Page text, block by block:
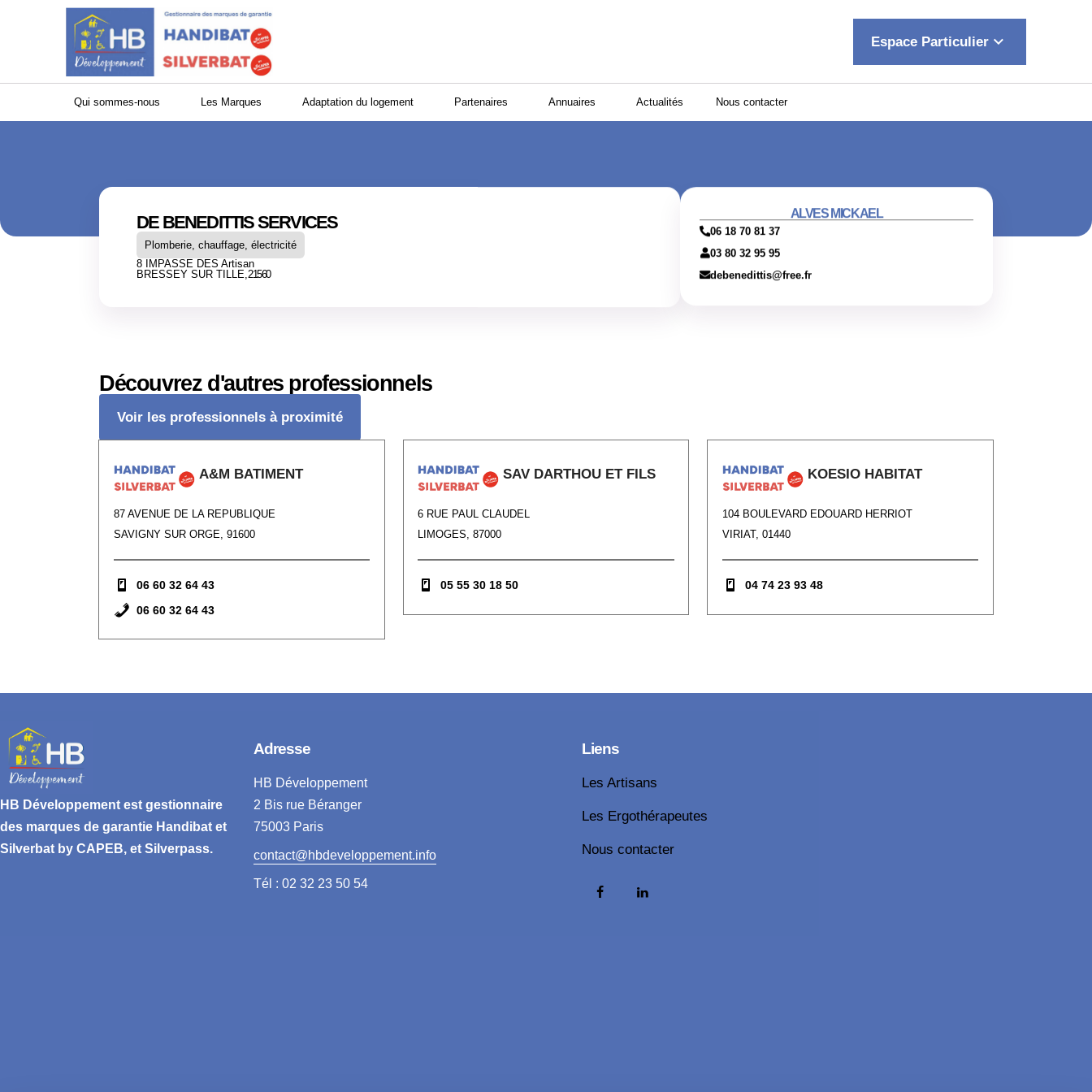
Panneau de gestion des cookies
Espace Particulier keyboard_arrow_down
Qui sommes-nous Les Marques Adaptation du logement Partenaires Annuaires Actualités Nous contacter
DE BENEDITTIS SERVICES
Plomberie, chauffage, électricité
8 IMPASSE DES Artisan
BRESSEY SUR TILLE, 21560
ALVES MICKAEL
06 18 70 81 37
03 80 32 95 95
debenedittis@free.fr
Découvrez d'autres professionnels
Voir les professionnels à proximité
A&M BATIMENT
87 AVENUE DE LA REPUBLIQUE
SAVIGNY SUR ORGE, 91600
06 60 32 64 43
06 60 32 64 43
SAV DARTHOU ET FILS
6 RUE PAUL CLAUDEL
LIMOGES, 87000
05 55 30 18 50
KOESIO HABITAT
104 BOULEVARD EDOUARD HERRIOT
VIRIAT, 01440
04 74 23 93 48
HB Développement est gestionnaire
des marques de garantie Handibat et
Silverbat by CAPEB, et Silverpass.
Adresse
HB Développement
2 Bis rue Béranger
75003 Paris
contact@hbdeveloppement.info
Tél : 02 32 23 50 54
Liens
Les Artisans
Les Ergothérapeutes
Nous contacter